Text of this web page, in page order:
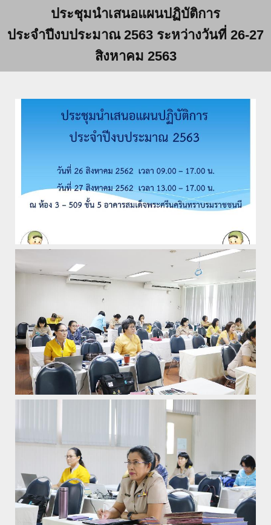
ประชุมนำเสนอแผนปฏิบัติการ
ประจำปีงบประมาณ 2563 ระหว่างวันที่ 26-27
สิงหาคม 2563